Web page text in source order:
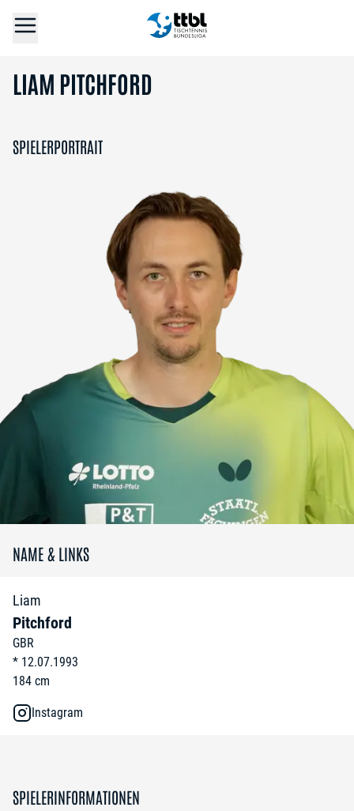
LIAM PITCHFORD
SPIELERPORTRAIT
NAME & LINKS
Liam
Pitchford
GBR
* 12.07.1993
184 cm
Instagram
SPIELERINFORMATIONEN